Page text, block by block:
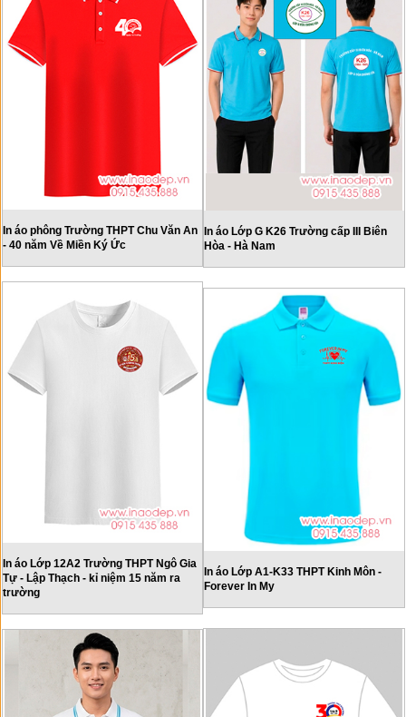
In áo phông Trường THPT Chu Văn An
- 40 năm Về Miền Ký Ức
In áo Lớp G K26 Trường cấp III Biên
Hòa - Hà Nam
In áo Lớp 12A2 Trường THPT Ngô Gia
Tự - Lập Thạch - kỉ niệm 15 năm ra
trường
In áo Lớp A1-K33 THPT Kinh Môn -
Forever In My